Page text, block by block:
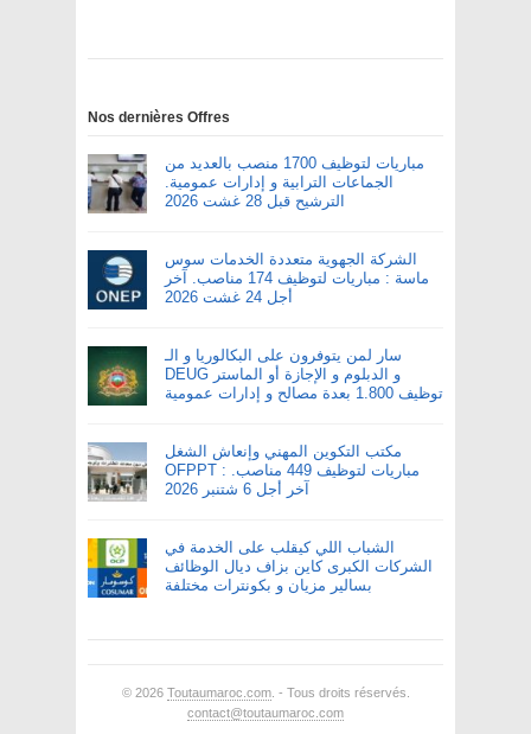
Nos dernières Offres
مباريات لتوظيف 1700 منصب بالعديد من
الجماعات الترابية و إدارات عمومية.
الترشيح قبل 28 غشت 2026
الشركة الجهوية متعددة الخدمات سوس
ماسة : مباريات لتوظيف 174 مناصب. آخر
أجل 24 غشت 2026
سار لمن يتوفرون على البكالوريا و الـ
DEUG و الدبلوم و الإجازة أو الماستر
توظيف 1.800 بعدة مصالح و إدارات عمومية
مكتب التكوين المهني وإنعاش الشغل
OFPPT : مباريات لتوظيف 449 مناصب.
آخر أجل 6 شتنبر 2026
الشباب اللي كيقلب على الخدمة في
الشركات الكبرى كاين بزاف ديال الوظائف
بسالير مزيان و بكونترات مختلفة
© 2026 Toutaumaroc.com. - Tous droits réservés.
contact@toutaumaroc.com